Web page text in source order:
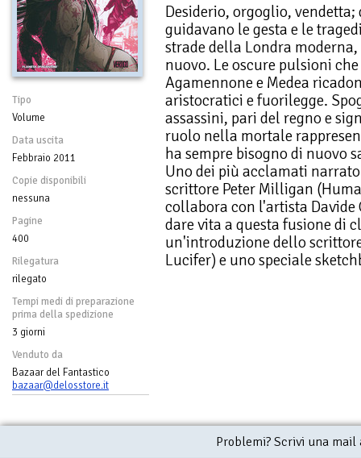
Tipo
Volume
Data uscita
Febbraio 2011
Copie disponibili
nessuna
Pagine
400
Rilegatura
rilegato
Tempi medi di preparazione
prima della spedizione
3 giorni
Venduto da
Bazaar del Fantastico
bazaar@delosstore.it
Desiderio, orgoglio,
guidavano le gesta e le
strade della Londra
nuovo. Le oscure pulsioni
Agamennone e Medea
aristocratici e fuorilegge.
assassini, pari del regno e
ruolo nella mortale
ha sempre bisogno di nuovo
Uno dei più acclamati
scrittore Peter Milligan
collabora con l'artista
dare vita a questa fusione di
un'introduzione dello
Lucifer) e uno speciale
Problemi? Scrivi una